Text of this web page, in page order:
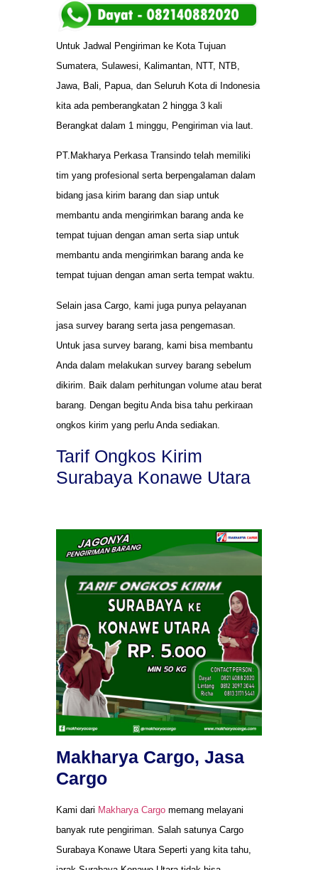
Untuk Jadwal Pengiriman ke Kota Tujuan
Sumatera, Sulawesi, Kalimantan, NTT, NTB,
Jawa, Bali, Papua, dan Seluruh Kota di Indonesia
kita ada pemberangkatan 2 hingga 3 kali
Berangkat dalam 1 minggu, Pengiriman via laut.
PT.Makharya Perkasa Transindo telah memiliki
tim yang profesional serta berpengalaman dalam
bidang jasa kirim barang dan siap untuk
membantu anda mengirimkan barang anda ke
tempat tujuan dengan aman serta siap untuk
membantu anda mengirimkan barang anda ke
tempat tujuan dengan aman serta tempat waktu.
Selain jasa Cargo, kami juga punya pelayanan
jasa survey barang serta jasa pengemasan.
Untuk jasa survey barang, kami bisa membantu
Anda dalam melakukan survey barang sebelum
dikirim. Baik dalam perhitungan volume atau berat
barang. Dengan begitu Anda bisa tahu perkiraan
ongkos kirim yang perlu Anda sediakan.
Tarif Ongkos Kirim
Surabaya Konawe Utara
Makharya Cargo, Jasa
Cargo
Kami dari Makharya Cargo memang melayani
banyak rute pengiriman. Salah satunya Cargo
Surabaya Konawe Utara Seperti yang kita tahu,